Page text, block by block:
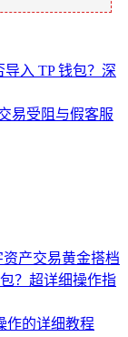
入 TP 钱包？深
易受阻与假客服
产交易黄金搭档
？超详细操作指
作的详细教程